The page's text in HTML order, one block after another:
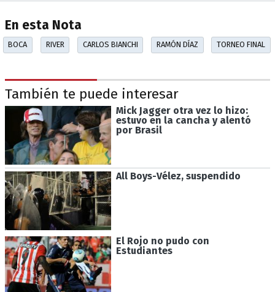
En esta Nota
BOCA RIVER CARLOS BIANCHI RAMÓN DÍAZ TORNEO FINAL
También te puede interesar
Mick Jagger otra vez lo hizo:
estuvo en la cancha y alentó
por Brasil
All Boys-Vélez, suspendido
El Rojo no pudo con
Estudiantes